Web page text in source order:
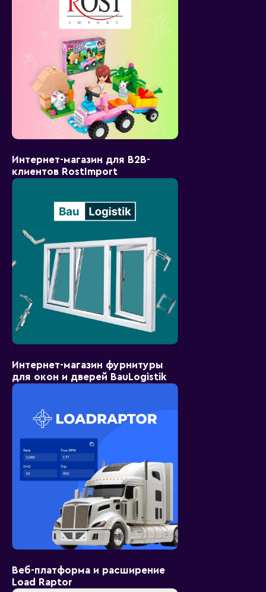
Интернет-магазин для B2B-
клиентов RostImport
Интернет-магазин фурнитуры
для окон и дверей BauLogistik
Веб-платформа и расширение
Load Raptor